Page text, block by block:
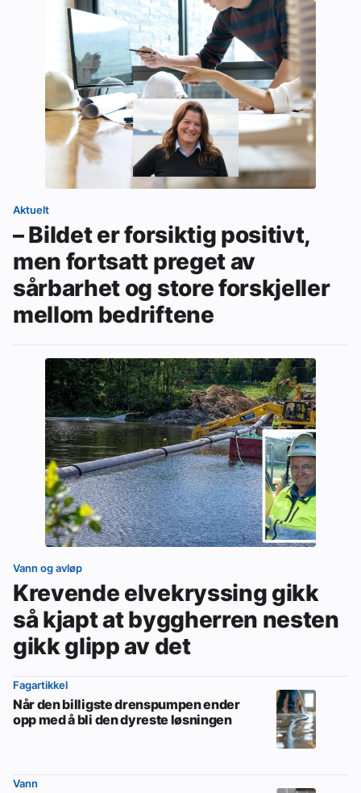
Aktuelt
– Bildet er forsiktig positivt,
men fortsatt preget av
sårbarhet og store forskjeller
mellom bedriftene
Vann og avløp
Krevende elvekryssing gikk
så kjapt at byggherren nesten
gikk glipp av det
Fagartikkel
Når den billigste drenspumpen ender
opp med å bli den dyreste løsningen
Vann